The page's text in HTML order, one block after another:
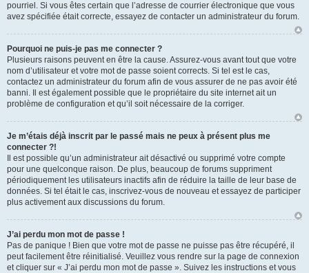
pourriel. Si vous êtes certain que l’adresse de courrier électronique que vous
avez spécifiée était correcte, essayez de contacter un administrateur du forum.
Pourquoi ne puis-je pas me connecter ?
Plusieurs raisons peuvent en être la cause. Assurez-vous avant tout que votre
nom d’utilisateur et votre mot de passe soient corrects. Si tel est le cas,
contactez un administrateur du forum afin de vous assurer de ne pas avoir été
banni. Il est également possible que le propriétaire du site internet ait un
problème de configuration et qu’il soit nécessaire de la corriger.
Je m’étais déjà inscrit par le passé mais ne peux à présent plus me
connecter ?!
Il est possible qu’un administrateur ait désactivé ou supprimé votre compte
pour une quelconque raison. De plus, beaucoup de forums suppriment
périodiquement les utilisateurs inactifs afin de réduire la taille de leur base de
données. Si tel était le cas, inscrivez-vous de nouveau et essayez de participer
plus activement aux discussions du forum.
J’ai perdu mon mot de passe !
Pas de panique ! Bien que votre mot de passe ne puisse pas être récupéré, il
peut facilement être réinitialisé. Veuillez vous rendre sur la page de connexion
et cliquer sur « J’ai perdu mon mot de passe ». Suivez les instructions et vous